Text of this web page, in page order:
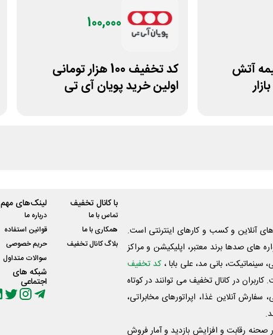
آتش
100,000
کد تخفیف 100 هزار تومانی
اولین خرید پویان آی تی
آنلاین و کسب و‌ کارهای اینترنتی است.
های صدها برند معتبر، اپلیکیشن و مراکز
بانی مد، علی‌ بابا ، کد تخفیف
در کانال تخفیف می توانند در کوتاه
آنلاین غذا، اپراتورهای مخابراتی،
صحنه رقابت و افزایش بازدید و آمار فروش
با کانال تخفیف
تماس با ما
همکاری با ما
بلاگ کانال تخفیف
لینک‌های مهم
درباره ما
قوانین استفاده
حریم خصوصی
سوالات متداول
شبکه های
اجتماعی